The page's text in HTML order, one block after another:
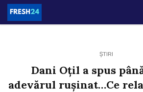
ȘTIRI
Dani Oțil a spus
adevărul rușinat…Ce